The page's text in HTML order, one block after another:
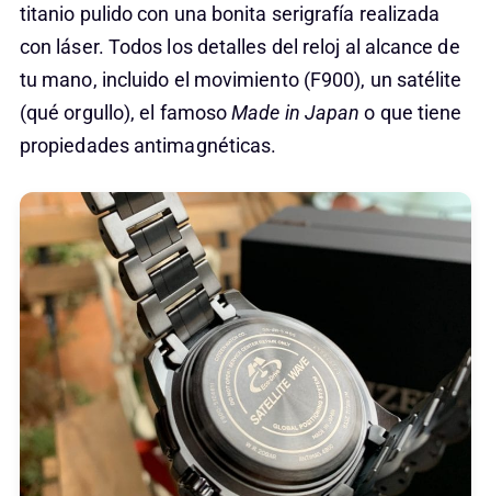
titanio pulido con una bonita serigrafía realizada
con láser. Todos los detalles del reloj al alcance de
tu mano, incluido el movimiento (F900), un satélite
(qué orgullo), el famosoMade in Japan o que tiene
propiedades antimagnéticas.